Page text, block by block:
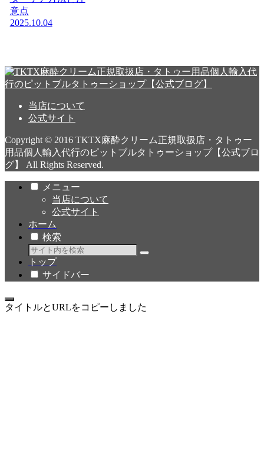
意点
2025.10.04
当店について
公式サイト
Copyright © 2016 TKTX麻酔クリーム正規取扱店・タトゥー
用品個人輸入代行のピットブルタトゥーショップ【公式ブロ
グ】 All Rights Reserved.
メニュー
当店について
公式サイト
ホーム
検索
トップ
サイドバー
タイトルとURLをコピーしました